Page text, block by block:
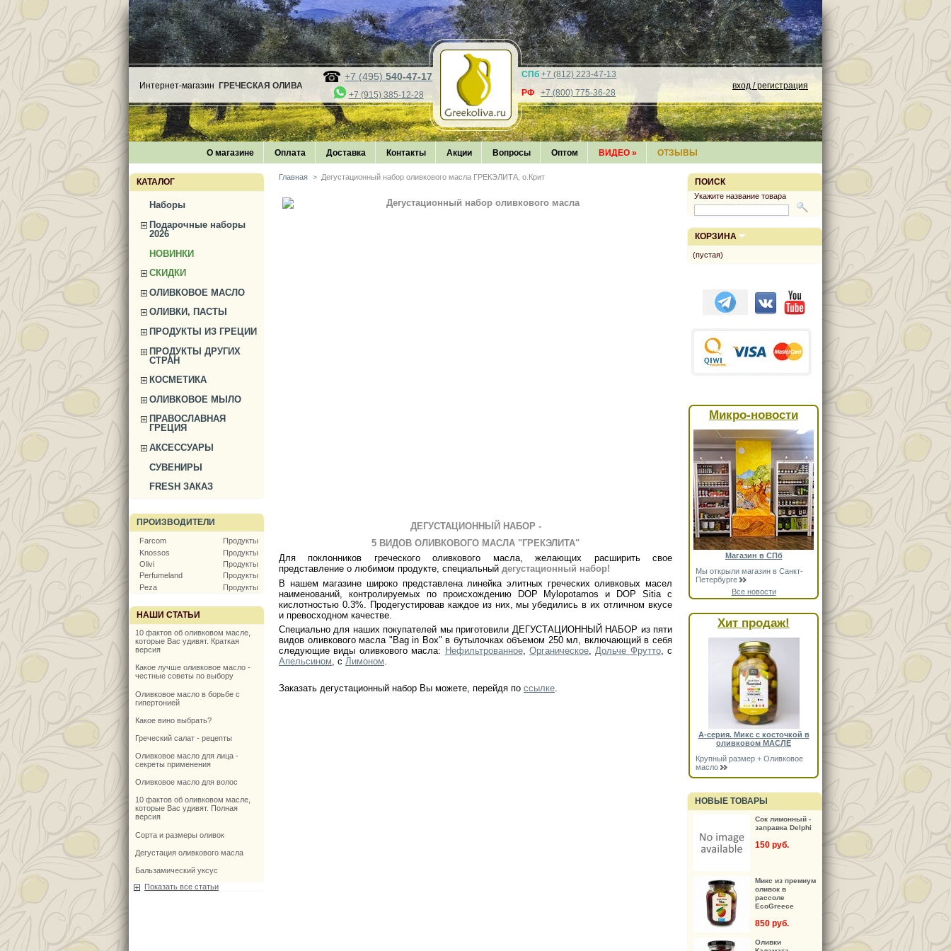
Интернет-магазин ГРЕЧЕСКАЯ ОЛИВА
+7 (495) 540-47-17
+7 (915) 385-12-28
СПб +7 (812) 223-47-13
РФ +7 (800) 775-36-28
вход / регистрация
О магазине Оплата Доставка Контакты Акции Вопросы Оптом ВИДЕО » ОТЗЫВЫ
КАТАЛОГ
Наборы
Подарочные наборы
2026
НОВИНКИ
СКИДКИ
ОЛИВКОВОЕ МАСЛО
ОЛИВКИ, ПАСТЫ
ПРОДУКТЫ ИЗ ГРЕЦИИ
ПРОДУКТЫ ДРУГИХ
СТРАН
КОСМЕТИКА
ОЛИВКОВОЕ МЫЛО
ПРАВОСЛАВНАЯ
ГРЕЦИЯ
АКСЕССУАРЫ
СУВЕНИРЫ
FRESH ЗАКАЗ
ПРОИЗВОДИТЕЛИ
Farcom
Продукты
Knossos
Продукты
Olivi
Продукты
Perfumeland
Продукты
Peza
Продукты
НАШИ СТАТЬИ
10 фактов об оливковом масле,
которые Вас удивят. Краткая
версия
Какое лучше оливковое масло -
честные советы по выбору
Оливковое масло в борьбе с
гипертонией
Какое вино выбрать?
Греческий салат - рецепты
Оливковое масло для лица -
секреты применения
Оливковое масло для волос
10 фактов об оливковом масле,
которые Вас удивят. Полная
версия
Сорта и размеры оливок
Дегустация оливкового масла
Бальзамический уксус
Показать все статьи
Главная > Дегустационный набор оливкового масла ГРЕКЭЛИТА, о.Крит
ДЕГУСТАЦИОННЫЙ НАБОР -
5 ВИДОВ ОЛИВКОВОГО МАСЛА "ГРЕКЭЛИТА"
Для поклонников греческого оливкового масла, желающих расширить свое
представление о любимом продукте, специальный дегустационный набор!
В нашем магазине широко представлена линейка элитных греческих оливковых масел
наименований, контролируемых по происхождению DOP Mylopotamos и DOP Sitia с
кислотностью 0.3%.
Продегустировав каждое из них, мы убедились в их отличном вкусе
и превосходном качестве.
Специально для наших покупателей мы приготовили ДЕГУСТАЦИОННЫЙ НАБОР из пяти
видов оливкового масла "Bag in Box" в бутылочках объемом 250 мл, включающий в себя
следующие виды оливкового масла: Нефильтрованное, Органическое,Дольче Фрутто, с
Апельсином, с Лимоном.
Заказать дегустационный набор Вы можете, перейдя по ссылке.
ПОИСК
Укажите название товара
КОРЗИНА
(пустая)
Микро-новости
Магазин в СПб
Мы открыли магазин в Санкт-
Петербурге
Все новости
Хит продаж!
А-серия. Микс с косточкой в
оливковом МАСЛЕ
Крупный размер + Оливковое
масло
НОВЫЕ ТОВАРЫ
Сок лимонный -
заправка Delphi
150 руб.
Микс из премиум
оливок в
рассоле
EcoGreece
850 руб.
Оливки